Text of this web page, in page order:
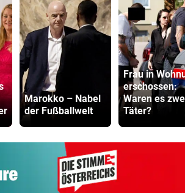
Marokko – Nabel
der Fußballwelt
Frau in
erschossen:
Waren es
Täter?